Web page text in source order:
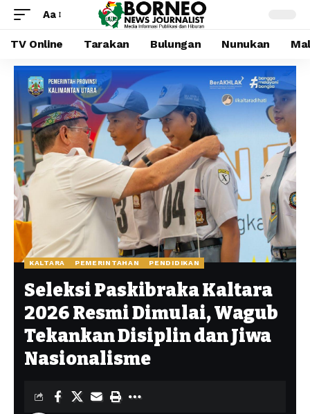
Aa
TV Online Tarakan Bulungan Nunukan
KALTARA PEMERINTAHAN PENDIDIKAN
Seleksi Paskibraka Kaltara
2026 Resmi Dimulai, Wagub
Tekankan Disiplin dan Jiwa
Nasionalisme